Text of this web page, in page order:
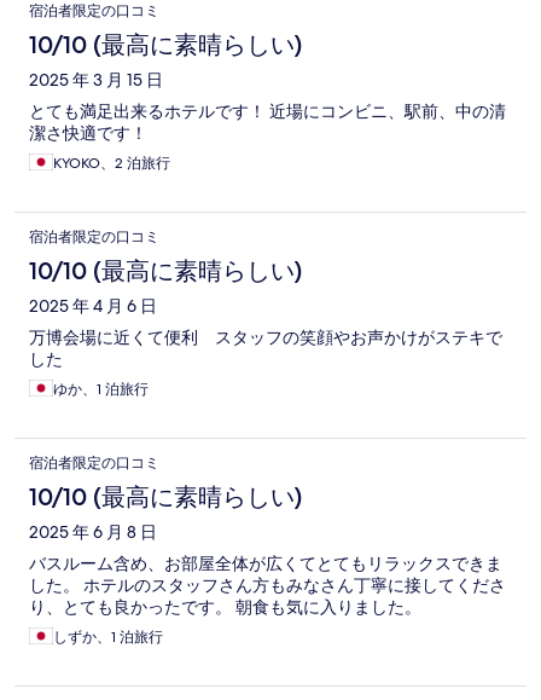
宿泊者限定の口コミ
10/10 (最高に素晴らしい)
2025 年 3 月 15 日
とても満足出来るホテルです！ 近場にコンビニ、駅前、中の清
潔さ快適です！
KYOKO、2 泊旅行
宿泊者限定の口コミ
10/10 (最高に素晴らしい)
2025 年 4 月 6 日
万博会場に近くて便利 スタッフの笑顔やお声かけがステキで
した
ゆか、1 泊旅行
宿泊者限定の口コミ
10/10 (最高に素晴らしい)
2025 年 6 月 8 日
バスルーム含め、お部屋全体が広くてとてもリラックスできま
した。 ホテルのスタッフさん方もみなさん丁寧に接してくださ
り、とても良かったです。 朝食も気に入りました。
しずか、1 泊旅行